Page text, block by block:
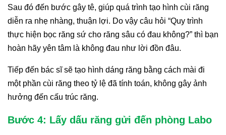
Sau đó đến bước gây tê, giúp quá trình tạo hình cùi răng
diễn ra nhẹ nhàng, thuận lợi. Do vậy câu hỏi “Quy trình
thực hiện bọc răng sứ cho răng sâu có đau không?” thì bạn
hoàn hãy yên tâm là không đau như lời đồn đâu.
Tiếp đến bác sĩ sẽ tạo hình dáng răng bằng cách mài đi
một phần cùi răng theo tỷ lệ đã tính toán, không gây ảnh
hưởng đến cấu trúc răng.
Bước 4: Lấy dấu răng gửi đến phòng Labo